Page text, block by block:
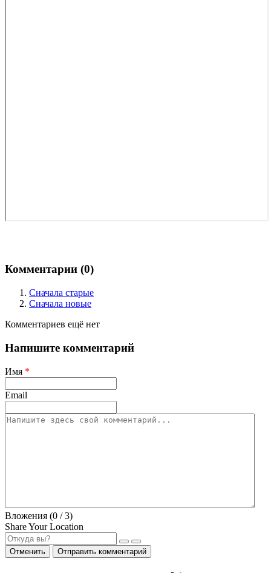
Комментарии (0)
Сначала старые
Сначала новые
Комментариев ещё нет
Напишите комментарий
Имя *
Email
Вложения (0 / 3)
Share Your Location
Отменить Отправить комментарий